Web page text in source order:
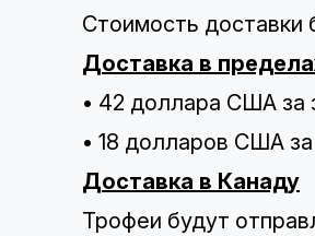
Стоимость
Доставка в
• 42 доллара США за
• 18 долларов США
Доставка в Канаду
Трофеи будут